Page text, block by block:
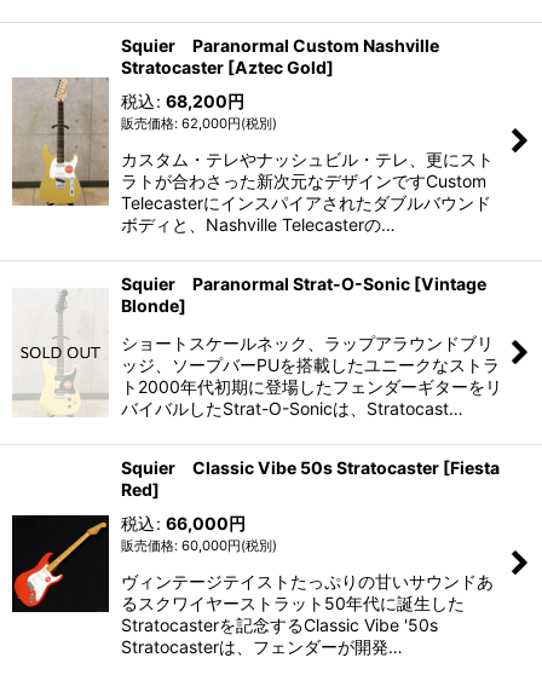
Squier Paranormal Custom Nashville
Stratocaster [Aztec Gold]
62,000円(税別)
税込: 68,200円
カスタム・テレやナッシュビル・テレ、更にスト
ラトが合わさった新次元なデザインですCustom
Telecasterにインスパイアされたダブルバウンド
ボディと、Nashville Telecasterの…
Squier Paranormal Strat-O-Sonic [Vintage
Blonde]
ショートスケールネック、ラップアラウンドブリ
ッジ、ソープバーPUを搭載したユニークなストラ
ト2000年代初期に登場したフェンダーギターをリ
バイバルしたStrat-O-Sonicは、Stratocast…
Squier Classic Vibe 50s Stratocaster [Fiesta
Red]
60,000円(税別)
税込: 66,000円
ヴィンテージテイストたっぷりの甘いサウンドあ
るスクワイヤーストラット50年代に誕生した
Stratocasterを記念するClassic Vibe '50s
Stratocasterは、フェンダーが開発…